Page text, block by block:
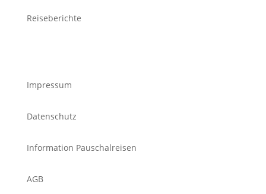
Reiseberichte
Impressum
Datenschutz
Information Pauschalreisen
AGB